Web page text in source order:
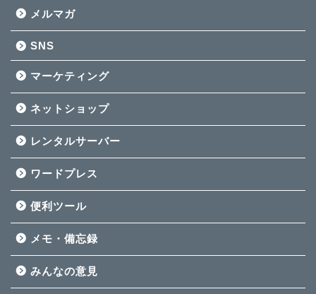
メルマガ
SNS
マーケティング
ネットショップ
レンタルサーバー
ワードプレス
便利ツール
メモ・備忘録
みんなの意見